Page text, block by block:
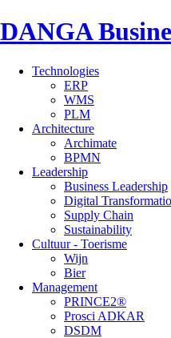
DANGA
Technologies
ERP
WMS
PLM
Architecture
Archimate
BPMN
Leadership
Business Leadership
Digital
Supply Chain
Sustainability
Cultuur - Toerisme
Wijn
Bier
Management
PRINCE2®
Prosci ADKAR
DSDM